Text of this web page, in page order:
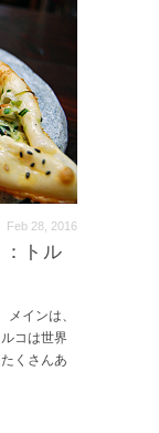
Feb 28, 2016
トル
インは、
コは世界
くさんあ